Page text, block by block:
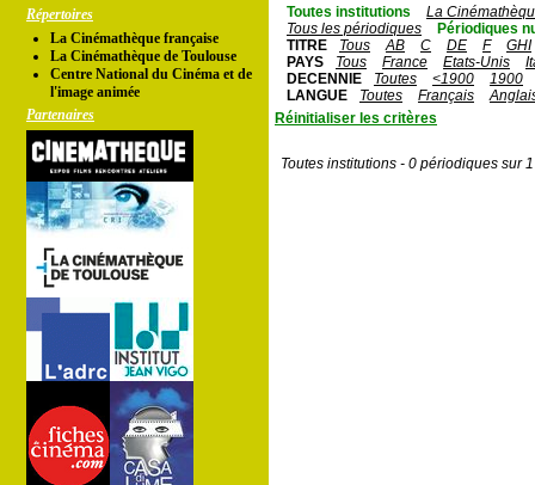
Répertoires
La Cinémathèque française
La Cinémathèque de Toulouse
Centre National du Cinéma et de
l'image animée
Partenaires
Toutes institutions
La
Tous les périodiques
Périodiques
TITRE
Tous AB C DE F
GHI
PAYS
Tous France Etats-Unis
DECENNIE
Toutes <1900
1900
LANGUE
Toutes Français
Réinitialiser les critères
Toutes institutions - 0 périodiques sur